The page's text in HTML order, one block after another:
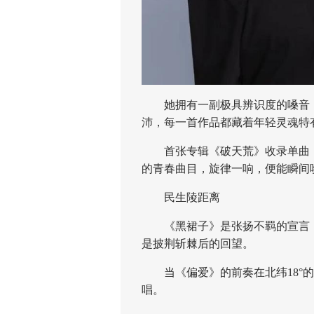
她拥有一副极具辨识度的嗓音
沛，每一首作品都藏着年轻灵魂特
首张专辑《破天荒》收录单曲
的青春曲目，旋律一响，便能瞬
民生陵距离
《黑裙子》是张扬不羁的宣言
是披荆斩棘后的回望。
当《偏爱》的前奏在北纬18°的
唱。